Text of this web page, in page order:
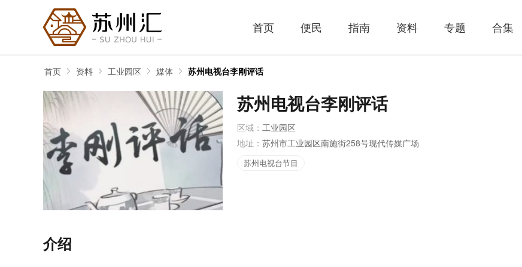
首页 便民 指南 资料 专题 合集
首页 资料 工业园区 媒体 苏州电视台李刚评话
苏州电视台李刚评话
区域： 工业园区
地址： 苏州市工业园区南施街258号现代传媒广场
苏州电视台节目
介绍